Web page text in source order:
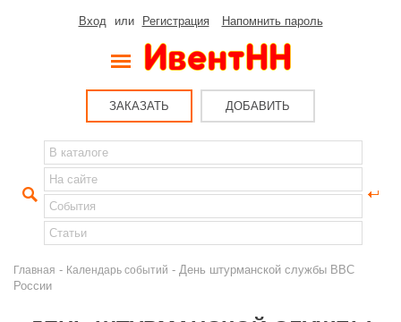
Вход или Регистрация Напомнить пароль
ЗАКАЗАТЬ ДОБАВИТЬ
Главная - Календарь событий - День штурманской службы ВВС
России